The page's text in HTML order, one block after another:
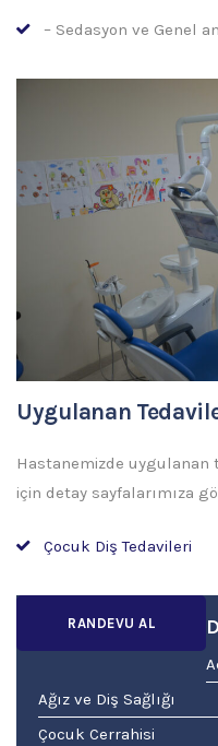
– Sedasyon ve Genel
Uygulanan
Hastanemizde
için detay sayfalarımıza
Çocuk Diş Tedavileri
RANDEVU AL
Ağız ve Diş Sağlığı
Çocuk Cerrahisi